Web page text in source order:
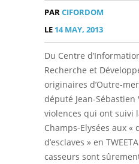
PARCIFORDOM
LE 14 MAY, 2013
Du Centre
Recherche et
originaires d’Outre-mer
député Jean-
violences qui ont suivi
Champs-Elysées aux «
d’esclaves » en
casseurs sont